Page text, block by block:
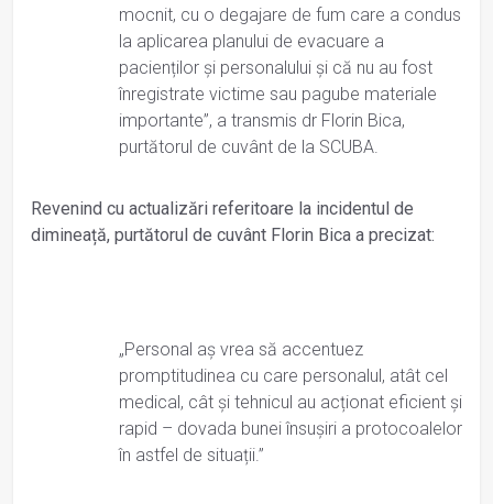
mocnit, cu o degajare de fum care a condus
la aplicarea planului de evacuare a
pacienților și personalului și că nu au fost
înregistrate victime sau pagube materiale
importante”, a transmis dr Florin Bica,
purtătorul de cuvânt de la SCUBA.
Revenind cu actualizări referitoare la incidentul de
dimineață, purtătorul de cuvânt Florin Bica a precizat:
„Personal aș vrea să accentuez
promptitudinea cu care personalul, atât cel
medical, cât și tehnicul au acționat eficient și
rapid – dovada bunei însușiri a protocoalelor
în astfel de situații.”